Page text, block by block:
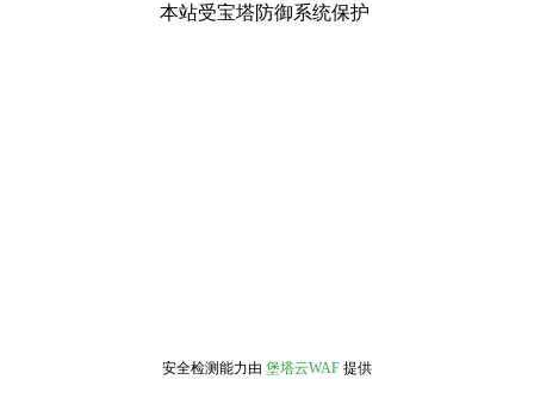
本站受宝塔防御系统保护
安全检测能力由 堡塔云WAF 提供